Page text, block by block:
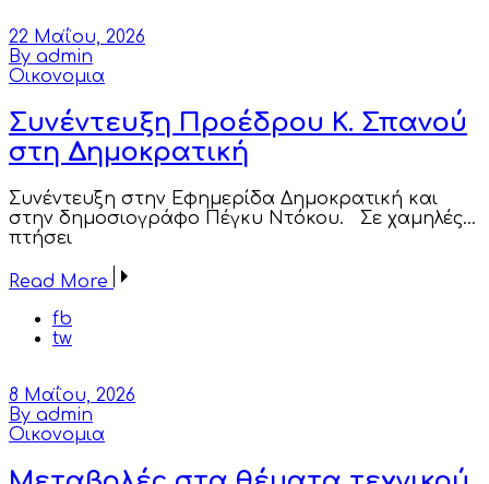
22 Μαΐου, 2026
By admin
Οικονομια
Συνέντευξη Προέδρου Κ. Σπανού
στη Δημοκρατική
Συνέντευξη στην Εφημερίδα Δημοκρατική και
στην δημοσιογράφο Πέγκυ Ντόκου. Σε χαμηλές…
πτήσει
Read More
fb
tw
8 Μαΐου, 2026
By admin
Οικονομια